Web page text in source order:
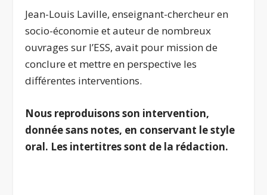
Jean-Louis Laville, enseignant-chercheur en
socio-économie et auteur de nombreux
ouvrages sur l’ESS, avait pour mission de
conclure et mettre en perspective les
différentes interventions.
Nous reproduisons son intervention,
donnée sans notes, en conservant le style
oral. Les intertitres sont de la rédaction.